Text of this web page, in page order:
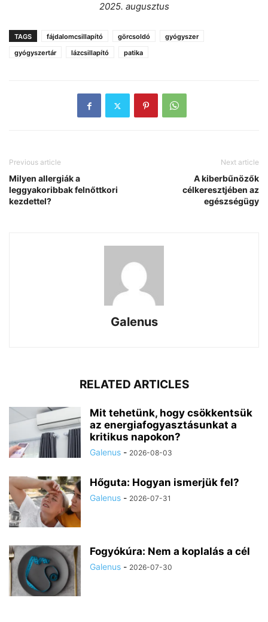
2025. augusztus
TAGS fájdalomcsillapító görcsoldó
gyógyszer
gyógyszertár
lázcsillapító patika
Previous article
Milyen allergiák a
leggyakoribbak felnőttkori
kezdettel?
Next article
A kiberbűnözők
célkeresztjében az
egészségügy
Galenus
RELATED ARTICLES
Mit tehetünk, hogy csökkentsük
az energiafogyasztásunkat a
kritikus napokon?
Galenus - 2026-08-03
Hőguta: Hogyan ismerjük fel?
Galenus - 2026-07-31
Fogyókúra: Nem a koplalás a cél
Galenus - 2026-07-30